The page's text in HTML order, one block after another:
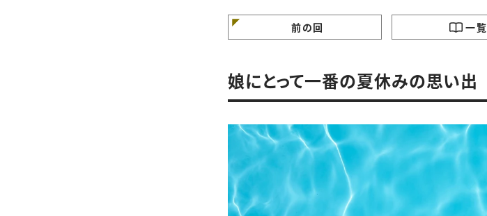
前の回 一覧
娘にとって一番の夏休みの思い出